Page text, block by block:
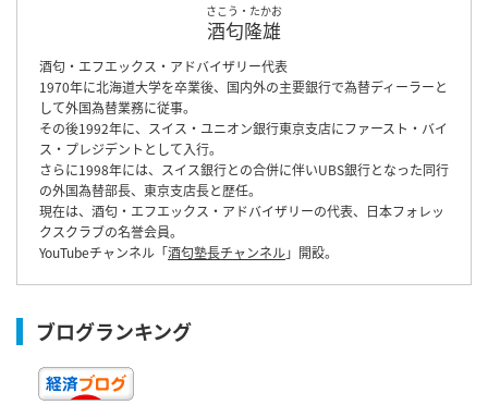
さこう・たかお
酒匂隆雄
酒匂・エフエックス・アドバイザリー代表
1970年に北海道大学を卒業後、国内外の主要銀行で為替ディーラーと
して外国為替業務に従事。
その後1992年に、スイス・ユニオン銀行東京支店にファースト・バイ
ス・プレジデントとして入行。
さらに1998年には、スイス銀行との合併に伴いUBS銀行となった同行
の外国為替部長、東京支店長と歴任。
現在は、酒匂・エフエックス・アドバイザリーの代表、日本フォレッ
クスクラブの名誉会員。
YouTubeチャンネル「酒匂塾長チャンネル」開設。
ブログランキング